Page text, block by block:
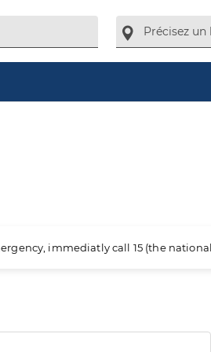
immediatly call 15 (the